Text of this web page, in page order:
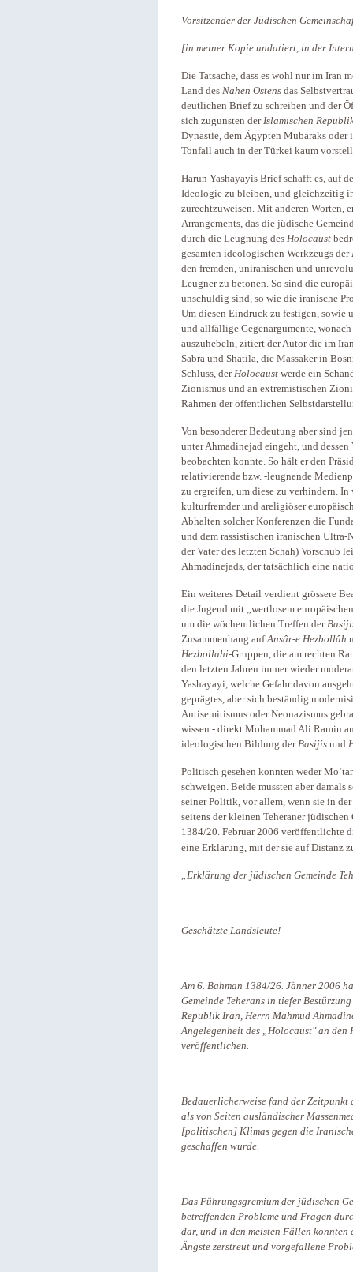
Vorsitzender der Jüdischen
[in meiner Kopie undatiert, in der
Die Tatsache, dass es wohl nur im Iran
Land des Nahen Ostens das
deutlichen Brief zu schreiben und der
sich zugunsten derIslamischen
Dynastie, dem Ägypten Mubaraks oder
Tonfall auch in der Türkei kaum
Harun Yashayayis Brief schafft es, auf
Ideologie zu bleiben, und gleichzeitig
zurechtzuweisen. Mit anderen Worten,
Arrangements, das die jüdische
durch die Leugnung des Holocaust
gesamten ideologischen Werkzeugs der
den fremden, uniranischen und
Leugner zu betonen. So sind die
unschuldig sind, so wie die iranische
Um diesen Eindruck zu festigen, sowie
und allfällige Gegenargumente,
auszuhebeln, zitiert der Autor die im
Sabra und Shatila, die Massaker in
Schluss, derHolocaust werde ein
Zionismus und an extremistischen
Rahmen der öffentlichen
Von besonderer Bedeutung aber sind
unter Ahmadinejad eingeht, und
beobachten konnte. So hält er den
relativierende bzw. -leugnende
zu ergreifen, um diese zu verhindern. In
kulturfremder und areligiöser
Abhalten solcher Konferenzen die
und dem rassistischen iranischen
der Vater des letzten Schah) Vorschub
Ahmadinejads, der tatsächlich eine
Ein weiteres Detail verdient grössere
die Jugend mit „wertlosem
um die wöchentlichen Treffen der
Zusammenhang aufAnsâr-e Hezbollâh
Hezbollahi-Gruppen, die am rechten
den letzten Jahren immer wieder
Yashayayi, welche Gefahr davon
geprägtes, aber sich beständig
Antisemitismus oder Neonazismus
wissen - direkt Mohammad Ali Ramin
ideologischen Bildung derBasijis und
Politisch gesehen konnten weder
schweigen. Beide mussten aber damals
seiner Politik, vor allem, wenn sie in
seitens der kleinen Teheraner
1384/20. Februar 2006 veröffentlichte
eine Erklärung, mit der sie auf Distanz
„Erklärung der jüdischen Gemeinde
Geschätzte Landsleute!
Am 6. Bahman 1384/26. Jänner 2006
Gemeinde Teherans in tiefer
Republik Iran, Herrn Mahmud
Angelegenheit des „Holocaust" an den
veröffentlichen.
Bedauerlicherweise fand der Zeitpunkt
als von Seiten ausländischer
[politischen] Klimas gegen die
geschaffen wurde.
Das Führungsgremium der jüdischen
betreffenden Probleme und Fragen
dar, und in den meisten Fällen
Ängste zerstreut und vorgefallene